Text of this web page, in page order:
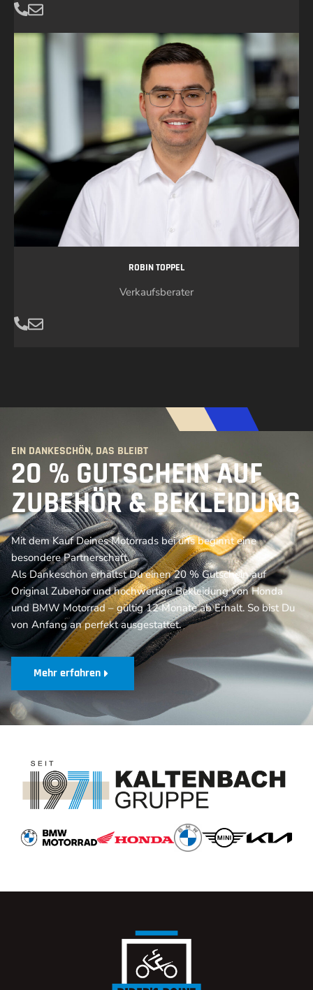
ROBIN TOPPEL
Verkaufsberater
EIN DANKESCHÖN, DAS BLEIBT
20 % GUTSCHEIN AUF
ZUBEHÖR & BEKLEIDUNG
Mit dem Kauf Deines Motorrads bei uns beginnt eine
besondere Partnerschaft.
Als Dankeschön erhältst Du einen 20 % Gutschein auf
Original Zubehör und hochwertige Bekleidung von Honda
und BMW Motorrad – gültig 12 Monate ab Erhalt. So bist Du
von Anfang an perfekt ausgestattet.
Mehr erfahren